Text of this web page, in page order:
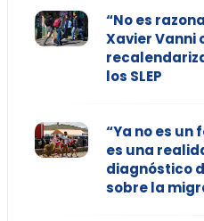
“No es
Xavier Vanni
los SLEP
“Ya no es un
es una
diagnóstico
sobre la